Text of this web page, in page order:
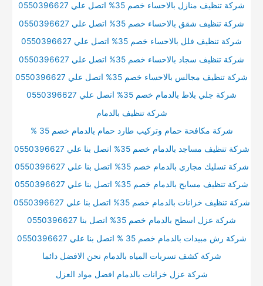
شركة تنظيف منازل بالاحساء خصم 35% اتصل علي 0550396627
شركة تنظيف شقق بالاحساء خصم 35% اتصل علي 0550396627
شركة تنظيف فلل بالاحساء خصم 35% اتصل علي 0550396627
شركة تنظيف سجاد بالاحساء خصم 35% اتصل علي 0550396627
شركة تنظيف مجالس بالاحساء خصم 35% اتصل علي 0550396627
شركة جلي بلاط بالدمام خصم 35% اتصل علي 0550396627
شركة تنظيف بالدمام
شركة مكافحة حمام وتركيب طارد حمام بالدمام خصم 35 %
شركة تنظيف مساجد بالدمام خصم 35% اتصل بنا علي 0550396627
شركة تسليك مجاري بالدمام خصم 35% اتصل بنا علي 0550396627
شركة تنظيف مسابح بالدمام خصم 35% اتصل بنا علي 0550396627
شركة تنظيف خزانات بالدمام خصم 35% اتصل بنا علي 0550396627
شركة عزل اسطح بالدمام خصم 35% اتصل بنا 0550396627
شركة رش مبيدات بالدمام خصم 35 % اتصل بنا علي 0550396627
شركة كشف تسربات المياه بالدمام نحن الافضل دائما
شركة عزل خزانات بالدمام افضل مواد العزل